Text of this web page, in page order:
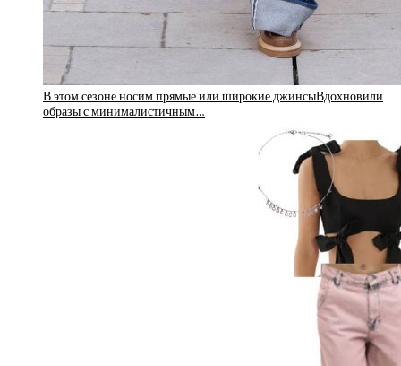
В этом сезоне носим прямые или широкие джинсыВдохновили
образы с минималистичным…